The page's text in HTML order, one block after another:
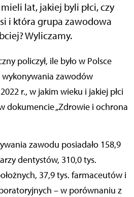
lat, jakiej byli płci, czy
i która grupa zawodowa
Wyliczamy.
zawodów
r., w jakim wieku i jakiej płci
dokumencie „Zdrowie i ochrona
zawodu posiadało 158,9
dentystów, 310,0 tys.
37,9 tys. farmaceutów i
– w porównaniu z